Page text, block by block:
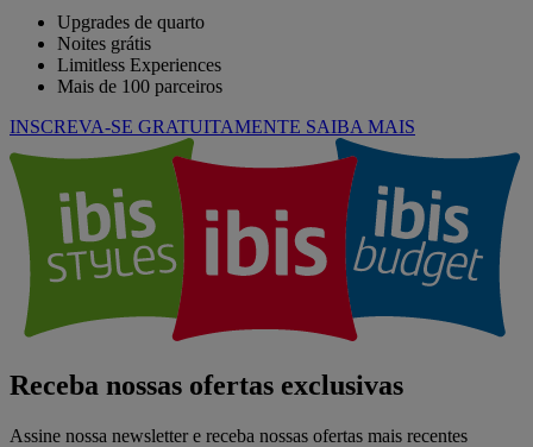
Upgrades de quarto
Noites grátis
Limitless Experiences
Mais de 100 parceiros
INSCREVA-SE GRATUITAMENTE SAIBA MAIS
Receba nossas ofertas exclusivas
Assine nossa newsletter e receba nossas ofertas mais recentes